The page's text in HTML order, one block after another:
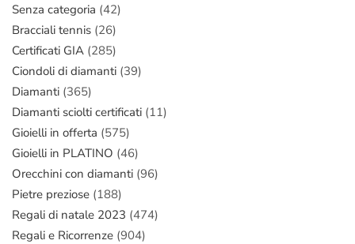
Senza categoria (42)
Bracciali tennis (26)
Certificati GIA (285)
Ciondoli di diamanti (39)
Diamanti (365)
Diamanti sciolti certificati (11)
Gioielli in offerta (575)
Gioielli in PLATINO (46)
Orecchini con diamanti (96)
Pietre preziose (188)
Regali di natale 2023 (474)
Regali e Ricorrenze (904)